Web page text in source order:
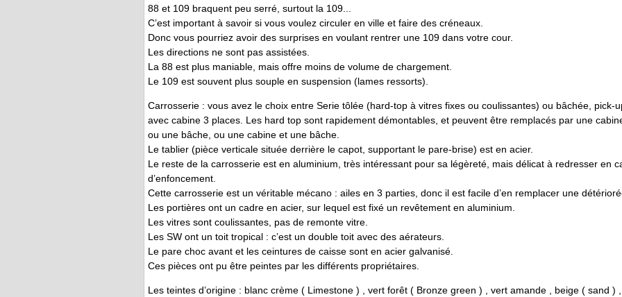
88 et 109 braquent peu serré, surtout la 109...
C’est important à savoir si vous voulez circuler en ville et faire des créneaux.
Donc vous pourriez avoir des surprises en voulant rentrer une 109 dans votre cour.
Les directions ne sont pas assistées.
La 88 est plus maniable, mais offre moins de volume de chargement.
Le 109 est souvent plus souple en suspension (lames ressorts).
Carrosserie : vous avez le choix entre Serie tôlée (hard-top à vitres fixes ou coulissantes) ou bâchée, pick-
avec cabine 3 places. Les hard top sont rapidement démontables, et peuvent être remplacés par une
ou une bâche, ou une cabine et une bâche.
Le tablier (pièce verticale située derrière le capot, supportant le pare-brise) est en acier.
Le reste de la carrosserie est en aluminium, très intéressant pour sa légèreté, mais délicat à redresser en
d’enfoncement.
Cette carrosserie est un véritable mécano : ailes en 3 parties, donc il est facile d’en remplacer une
Les portières ont un cadre en acier, sur lequel est fixé un revêtement en aluminium.
Les vitres sont coulissantes, pas de remonte vitre.
Les SW ont un toit tropical : c’est un double toit avec des aérateurs.
Le pare choc avant et les ceintures de caisse sont en acier galvanisé.
Ces pièces ont pu être peintes par les différents propriétaires.
Les teintes d’origine : blanc crème ( Limestone ) , vert forêt ( Bronze green ) , vert amande , beige ( sand ) ,